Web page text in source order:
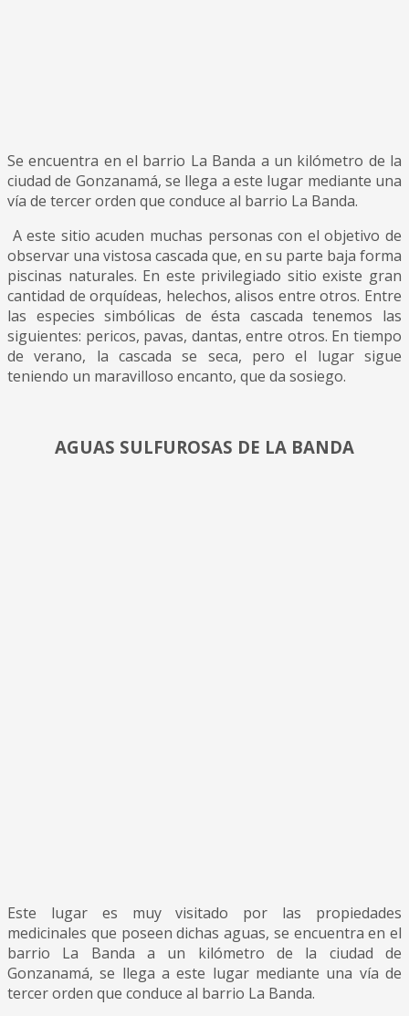
Se encuentra en el barrio La Banda a un kilómetro de la
ciudad de Gonzanamá, se llega a este lugar mediante una
vía de tercer orden que conduce al barrio La Banda.
A este sitio acuden muchas personas con el objetivo de
observar una vistosa cascada que, en su parte baja forma
piscinas naturales. En este privilegiado sitio existe gran
cantidad de orquídeas, helechos, alisos entre otros. Entre
las especies simbólicas de ésta cascada tenemos las
siguientes: pericos, pavas, dantas, entre otros. En tiempo
de verano, la cascada se seca, pero el lugar sigue
teniendo un maravilloso encanto, que da sosiego.
AGUAS SULFUROSAS DE LA BANDA
Este lugar es muy visitado por las propiedades
medicinales que poseen dichas aguas, se encuentra en el
barrio La Banda a un kilómetro de la ciudad de
Gonzanamá, se llega a este lugar mediante una vía de
tercer orden que conduce al barrio La Banda.